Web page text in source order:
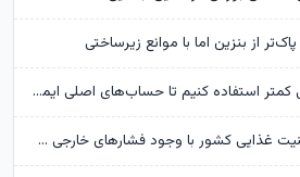
چگونه از کارت‌های بانکی کمتر استفاده کنیم تا حساب‌های اصلی ایمن‌تر بمانند؟
وزیر جهاد کشاورزی: امنیت غذایی کشور با وجود فشارهای خارجی حفظ شد